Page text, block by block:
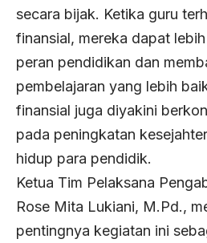
secara bijak. Ketika guru
finansial, mereka dapat
peran pendidikan dan
pembelajaran yang lebih
finansial juga diyakini
pada peningkatan
hidup para pendidik.
Ketua Tim Pelaksana
Rose Mita Lukiani, M.Pd.,
pentingnya kegiatan ini